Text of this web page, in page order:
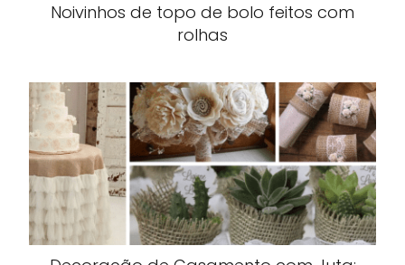
Noivinhos de topo de bolo feitos com
rolhas